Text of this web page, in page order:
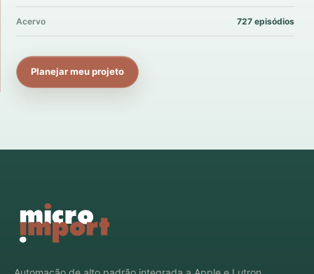
Acervo 727 episódios
Planejar meu projeto